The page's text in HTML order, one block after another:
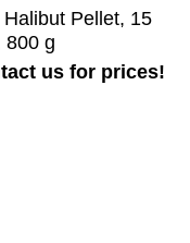
Halibut Pellet, 15
800 g
us for prices!